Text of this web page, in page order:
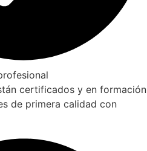
certificados y en formación
de primera calidad con